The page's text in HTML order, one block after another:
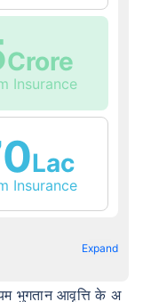
Crore
Insurance
Lac
Insurance
Expand
भुगतान आवृत्ति के अ